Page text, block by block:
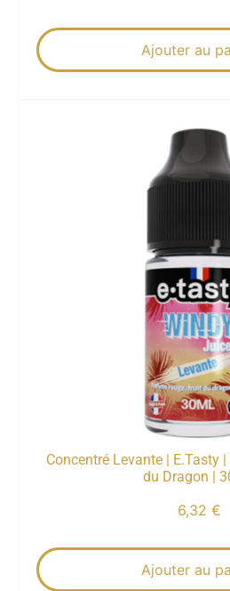
Ajouter au
Concentré Levante | E.Tasty
du Dragon |
6,32 €
Ajouter au